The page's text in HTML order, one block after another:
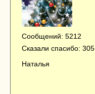
Сообщений: 5212
Сказали спасибо: 305
Наталья